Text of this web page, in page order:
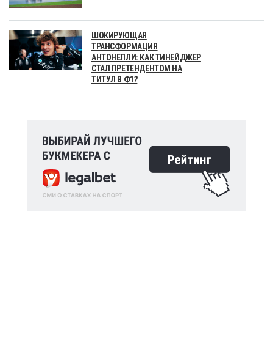
ШОКИРУЮЩАЯ
ТРАНСФОРМАЦИЯ
АНТОНЕЛЛИ: КАК ТИНЕЙДЖЕР
СТАЛ ПРЕТЕНДЕНТОМ НА
ТИТУЛ В Ф1?